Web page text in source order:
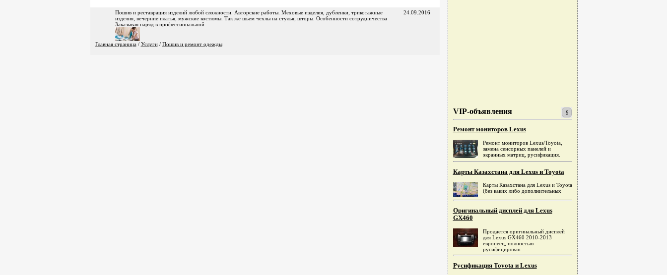
Пошив и реставрация изделий любой сложности. Авторские работы. Меховые изделия, дубленки, трикотажные
изделия, вечерние платья, мужские костюмы. Так же шьем чехлы на стулья, шторы. Особенности сотрудничества
Заказывая наряд в профессиональной
Главная страница/ Услуги/ Пошив и ремонт одежды
24.09.2016
VIP-объявления
Ремонт мониторов Lexus
Ремонт мониторов Lexus/Toyota,
замена сенсорных панелей и
экранных матриц, русификация.
Карты Казахстана для Lexus и Toyota
Карты Казахстана для Lexus и Toyota
(без каких либо дополнительных
Оригинальный дисплей для Lexus
GX460
Продается оригинальный дисплей
для Lexus GX460 2010-2013
европеец, полностью
русифицирован
Русификация Toyota и Lexus